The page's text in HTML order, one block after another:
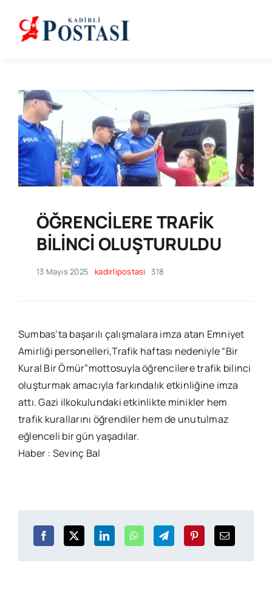
content
ÖĞRENCİLERE TRAFİK
BİLİNCİ OLUŞTURULDU
13 Mayıs 2025 kadirlipostasi 318
Sumbas’ta başarılı çalışmalara imza atan Emniyet
Amirliği personelleri,Trafik haftası nedeniyle “Bir
Kural Bir Ömür”mottosuyla öğrencilere trafik bilinci
oluşturmak amacıyla farkındalık etkinliğine imza
attı. Gazi ilkokulundaki etkinlikte minikler hem
trafik kurallarını öğrendiler hem de unutulmaz
eğlenceli bir gün yaşadılar.
Haber : Sevinç Bal